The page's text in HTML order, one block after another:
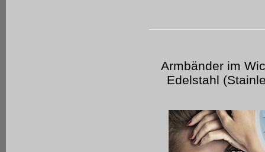
Armbänder im
Edelstahl